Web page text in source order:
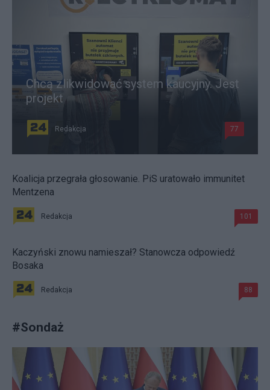
Chcą zlikwidować system kaucyjny. Jest
projekt
Redakcja 77
Koalicja przegrała głosowanie. PiS uratowało immunitet
Mentzena
Redakcja 101
Kaczyński znowu namieszał? Stanowcza odpowiedź
Bosaka
Redakcja 88
#Sondaż